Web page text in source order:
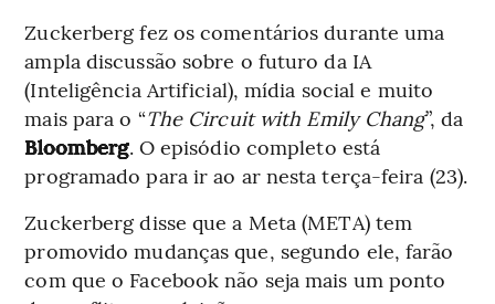
Zuckerberg fez os comentários durante uma
ampla discussão sobre o futuro da IA
(Inteligência Artificial), mídia social e muito
mais para o “The Circuit with Emily Chang”, da
Bloomberg. O episódio completo está
programado para ir ao ar nesta terça-feira (23).
Zuckerberg disse que a Meta (META) tem
promovido mudanças que, segundo ele, farão
com que o Facebook não seja mais um ponto